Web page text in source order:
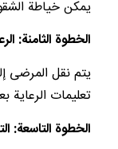
يمكن خياطة
الخطوة الثامنة:
يتم نقل المرضى
تعليمات الرعاية
الخطوة التاسعة: